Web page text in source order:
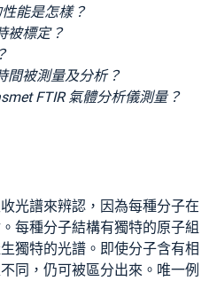
能是怎樣？
被標定？
間被測量及分析？
FTIR 氣體分析儀測量？
光譜來辨認，因為每種分子在
每種分子結構有獨特的原子組
獨特的光譜。即使分子含有相
同，仍可被區分出來。唯一例